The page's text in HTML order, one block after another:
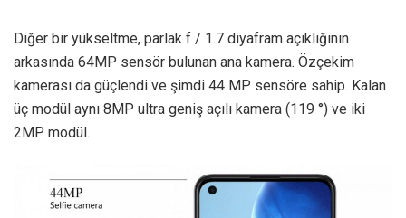
Diğer bir yükseltme, parlak f / 1.7 diyafram açıklığının
arkasında 64MP sensör bulunan ana kamera. Özçekim
kamerası da güçlendi ve şimdi 44 MP sensöre sahip. Kalan
üç modül aynı 8MP ultra geniş açılı kamera (119 °) ve iki
2MP modül.